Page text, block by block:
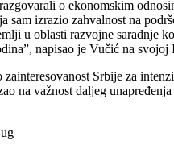
o ekonomskim
sam izrazio zahvalnost na
u oblasti razvojne saradnje
napisao je Vučić na svojoj
zainteresovanost Srbije za
na važnost daljeg